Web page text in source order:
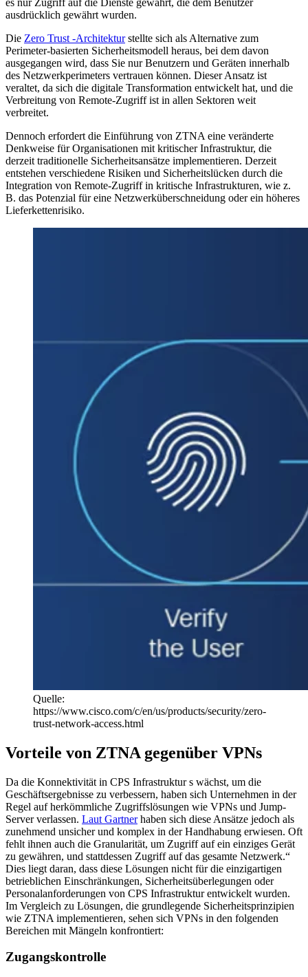
es nur Zugriff auf die Dienste gewährt, die dem Benutzer
ausdrücklich gewährt wurden.
Die Zero Trust -Architekturstellte sich als Alternative zum
Perimeter-basierten Sicherheitsmodell heraus, bei dem davon
ausgegangen wird, dass Sie nur Benutzern und Geräten innerhalb
des Netzwerkperimeters vertrauen können. Dieser Ansatz ist
veraltet, da sich die digitale Transformation entwickelt hat, und die
Verbreitung von Remote-Zugriff ist in allen Sektoren weit
verbreitet.
Dennoch erfordert die Einführung von ZTNA eine veränderte
Denkweise für Organisationen mit kritischer Infrastruktur, die
derzeit traditionelle Sicherheitsansätze implementieren. Derzeit
entstehen verschiedene Risiken und Sicherheitslücken durch die
Integration von Remote-Zugriff in kritische Infrastrukturen, wie z.
B. das Potenzial für eine Netzwerküberschneidung oder ein höheres
Lieferkettenrisiko.
Quelle:
https://www.cisco.com/c/en/us/products/security/zero-
trust-network-access.html
Vorteile von ZTNA gegenüber VPNs
Da die Konnektivität in CPS Infrastruktur s wächst, um die
Geschäftsergebnisse zu verbessern, haben sich Unternehmen in der
Regel auf herkömmliche Zugriffslösungen wie VPNs und Jump-
Server verlassen. Laut Gartnerhaben sich diese Ansätze jedoch als
zunehmend unsicher und komplex in der Handhabung erwiesen. Oft
fehlt ihnen auch die Granularität, um Zugriff auf ein einziges Gerät
zu gewähren, und stattdessen Zugriff auf das gesamte Netzwerk.“
Dies liegt daran, dass diese Lösungen nicht für die einzigartigen
betrieblichen Einschränkungen, Sicherheitsüberlegungen oder
Personalanforderungen von CPS Infrastruktur entwickelt wurden.
Im Vergleich zu Lösungen, die grundlegende Sicherheitsprinzipien
wie ZTNA implementieren, sehen sich VPNs in den folgenden
Bereichen mit Mängeln konfrontiert:
Zugangskontrolle